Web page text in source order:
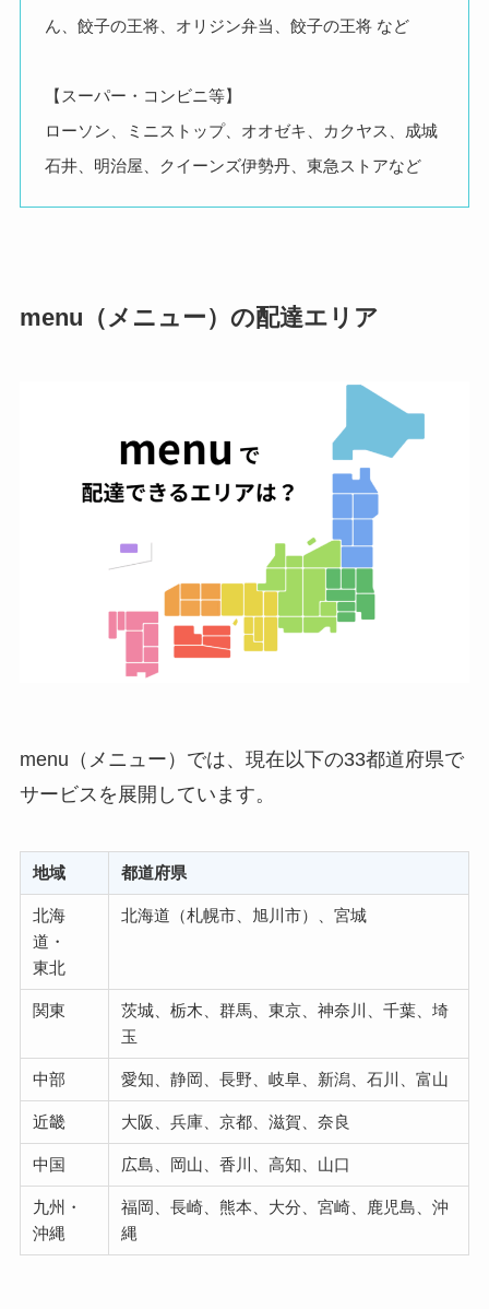
ん、餃子の王将、オリジン弁当、餃子の王将 など
【スーパー・コンビニ等】
ローソン、ミニストップ、オオゼキ、カクヤス、成城
石井、明治屋、クイーンズ伊勢丹、東急ストアなど
menu（メニュー）の配達エリア
menu（メニュー）では、現在以下の33都道府県で
サービスを展開しています。
地域 都道府県
北海
道・
東北
北海道（札幌市、旭川市）、宮城
関東
茨城、栃木、群馬、東京、神奈川、千葉、埼
玉
中部 愛知、静岡、長野、岐阜、新潟、石川、富山
近畿 大阪、兵庫、京都、滋賀、奈良
中国 広島、岡山、香川、高知、山口
九州・
沖縄
福岡、長崎、熊本、大分、宮崎、鹿児島、沖
縄